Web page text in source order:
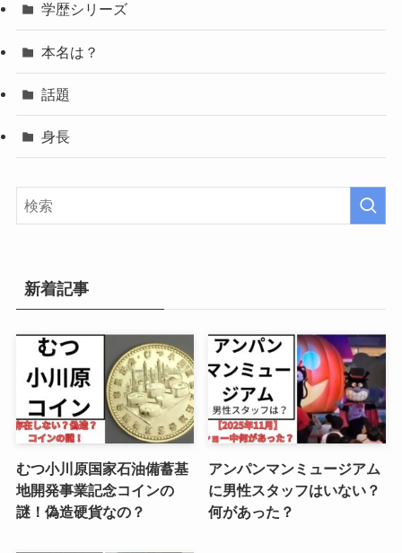
学歴シリーズ
本名は？
話題
身長
新着記事
むつ小川原国家石油備蓄基
地開発事業記念コインの
謎！偽造硬貨なの？
アンパンマンミュージアム
に男性スタッフはいない？
何があった？